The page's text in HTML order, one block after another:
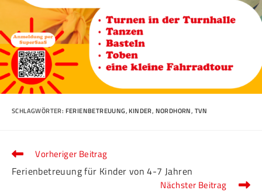
SCHLAGWÖRTER: FERIENBETREUUNG, KINDER, NORDHORN, TVN
Vorheriger Beitrag
Ferienbetreuung für Kinder von 4-7 Jahren
Nächster Beitrag